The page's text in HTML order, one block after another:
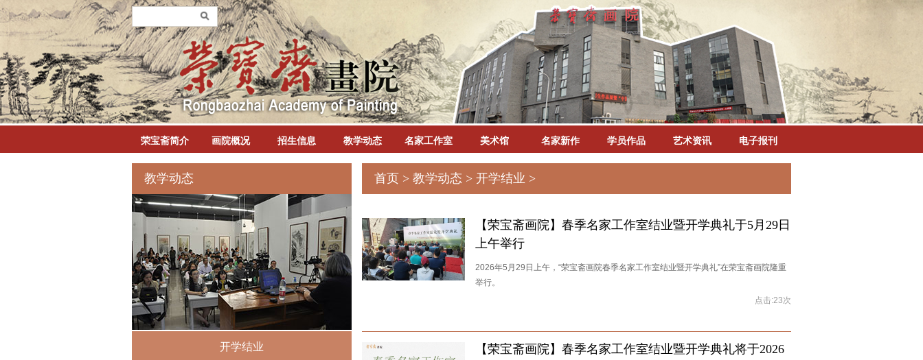
荣宝斋简介 画院概况 招生信息 教学动态 名家工作室 美术馆 名家新作 学员作品 艺术资讯 电子报刊
教学动态
开学结业
首页 > 教学动态 > 开学结业 >
【荣宝斋画院】春季名家工作室结业暨开学典礼于5月29日
上午举行
2026年5月29日上午，“荣宝斋画院春季名家工作室结业暨开学典礼”在荣宝斋画院隆重
举行。
点击:23次
【荣宝斋画院】春季名家工作室结业暨开学典礼将于2026